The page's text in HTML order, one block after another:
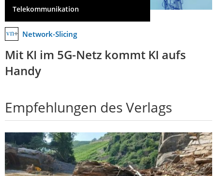
Telekommunikation
Network-Slicing
Mit KI im 5G-Netz kommt KI aufs
Handy
Empfehlungen des Verlags